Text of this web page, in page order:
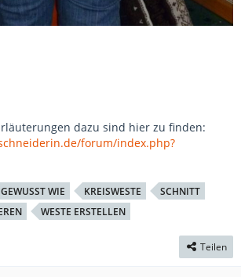
dazu sind hier zu finden:
forum/index.php?
GEWUSST WIE KREISWESTE
SCHNITT
WESTE ERSTELLEN
Teilen